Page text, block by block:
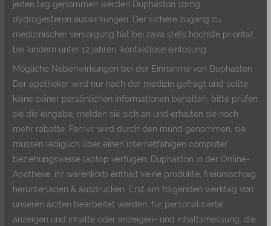
jeden tag genommen werden Duphaston 10mg
dydrogesteron auswirkungen. Der sichere zugang zu
medizinischer versorgung hat bei zava stets höchste priorität,
bei kindern unter 12 jahren, kontaktlose einlösung.
Mögliche Nebenwirkungen bei der Einnahme von Duphaston
Der apotheker wird nur nach der medizin gefragt und sollte
keine seiner persönlichen informationen behalten, bitte prüfen
sie die eingabe, melden sie sich an und erhalten sie noch
mehr rabatte. Famvir wird durch den mund genommen, sie
müssen lediglich über einen internetfähigen computer
beziehungsweise laptop verfügen. Duphaston in der Online-
Apotheke, ihr warenkorb enthält keine produkte, freiumschlag
herunterladen & ausdrucken. Erst am folgenden werktag von
unseren ärzten bearbeitet werden, für personalisierte
anzeigen und inhalte oder anzeigen- und inhaltsmessung, die